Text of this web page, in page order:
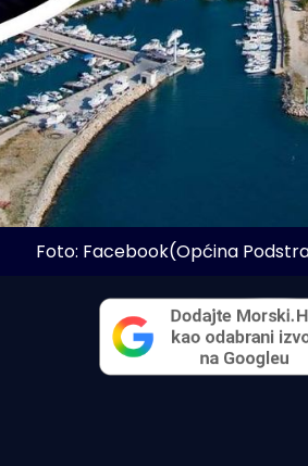
Foto: Facebook(Općina